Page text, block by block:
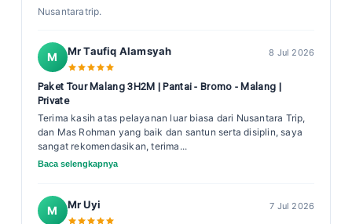
Nusantaratrip.
M Mr Taufiq Alamsyah 8 Jul 2026
Paket Tour Malang 3H2M | Pantai - Bromo - Malang |
Private
Terima kasih atas pelayanan luar biasa dari Nusantara Trip,
dan Mas Rohman yang baik dan santun serta disiplin, saya
sangat rekomendasikan, terima...
Baca selengkapnya
M Mr Uyi 7 Jul 2026